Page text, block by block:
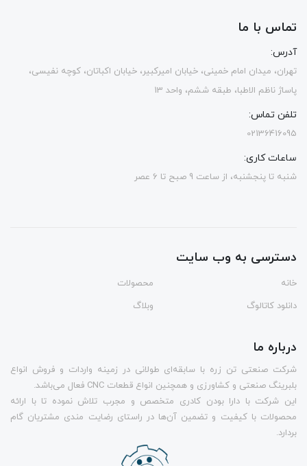
تماس با ما
آدرس:
تهران، میدان امام خمینی، خیابان امیرکبیر، خیابان اکباتان، کوچه نفیسی،
پاساژ ناظم الاطبا، طبقه ششم، واحد 13
تلفن تماس:
02136416095
ساعات کاری:
شنبه تا پنجشنبه، از ساعت 9 صبح تا 6 عصر
دسترسی به وب سایت
خانه
محصولات
دانلود کاتالوگ
وبلاگ
درباره ما
شرکت صنعتی تن زره با سابقه‌ای طولانی در زمینه واردات و فروش انواع
بلبرینگ صنعتی و کشاورزی و همچنین انواع قطعات CNC فعال می‌باشد.
این شرکت با دارا بودن کادری متخصص و مجرب تلاش نموده تا با ارائه
محصولات با کیفیت و تضمین آن‌ها در راستای رضایت مندی مشتریان گام
بردارد.